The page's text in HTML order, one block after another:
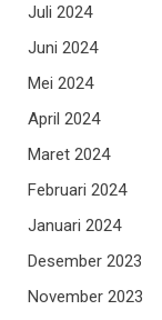
Juli 2024
Juni 2024
Mei 2024
April 2024
Maret 2024
Februari 2024
Januari 2024
Desember 2023
November 2023